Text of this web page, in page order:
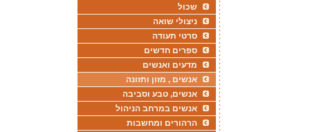
שכול
ניצולי שואה
סרטי תעודה
ספרים חדשים
מדעים ואנשים
אנשים , מזון ותזונה
אנשים, טבע וסביבה
אנשים במרחב הניהול
הרהורים ומחשבות